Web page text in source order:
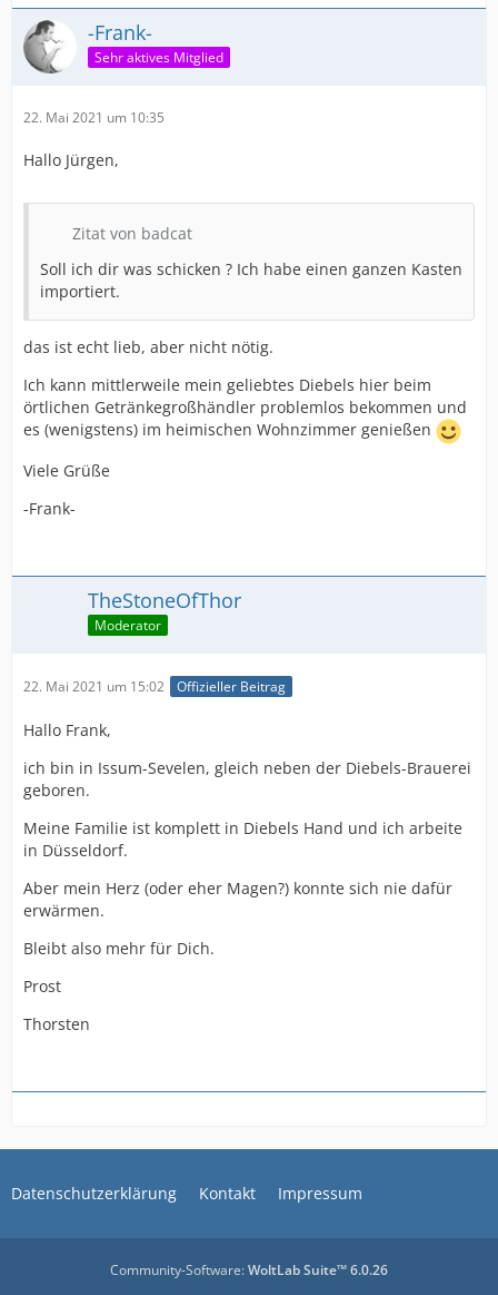
-Frank-
Sehr aktives Mitglied
22. Mai 2021 um 10:35
Hallo Jürgen,
Zitat von badcat
Soll ich dir was schicken ? Ich habe einen ganzen Kasten
importiert.
das ist echt lieb, aber nicht nötig.
Ich kann mittlerweile mein geliebtes Diebels hier beim
örtlichen Getränkegroßhändler problemlos bekommen und
es (wenigstens) im heimischen Wohnzimmer genießen
Viele Grüße
-Frank-
TheStoneOfThor
Moderator
22. Mai 2021 um 15:02 Offizieller Beitrag
Hallo Frank,
ich bin in Issum-Sevelen, gleich neben der Diebels-Brauerei
geboren.
Meine Familie ist komplett in Diebels Hand und ich arbeite
in Düsseldorf.
Aber mein Herz (oder eher Magen?) konnte sich nie dafür
erwärmen.
Bleibt also mehr für Dich.
Prost
Thorsten
Datenschutzerklärung Kontakt Impressum
Community-Software:WoltLab Suite™ 6.0.26